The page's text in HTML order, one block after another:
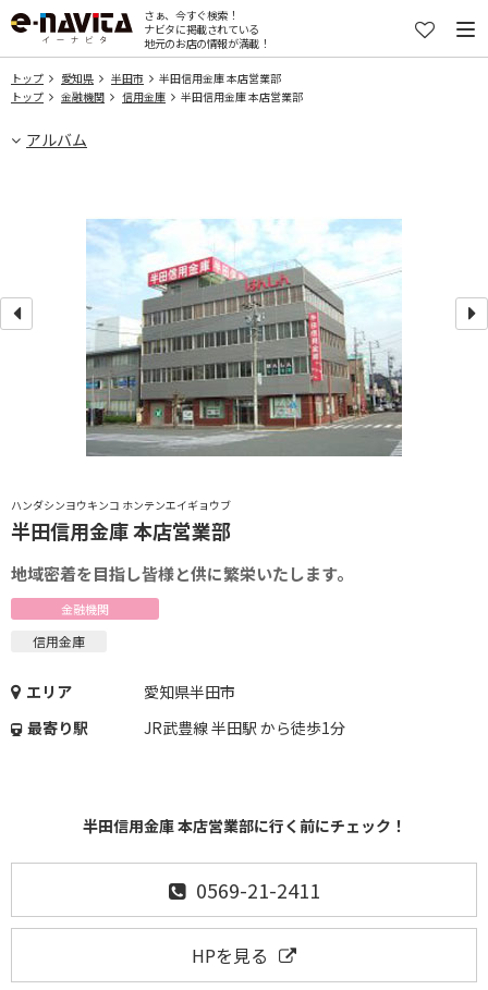
さぁ、今すぐ検索！
ナビタに掲載されている
地元のお店の情報が満載！
トップ 愛知県 半田市
半田信用金庫 本店営業部
トップ
金融機関 信用金庫 半田信用金庫 本店営業部
アルバム
ハンダシンヨウキンコ ホンテンエイギョウブ
半田信用金庫 本店営業部
地域密着を目指し皆様と供に繁栄いたします。
金融機関
信用金庫
エリア
愛知県半田市
最寄り駅
JR武豊線 半田駅 から徒歩1分
半田信用金庫 本店営業部に行く前にチェック！
0569-21-2411
HPを見る